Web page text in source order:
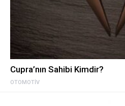
OTOMOTIV
Cupra’nın Sahibi Kimdir?